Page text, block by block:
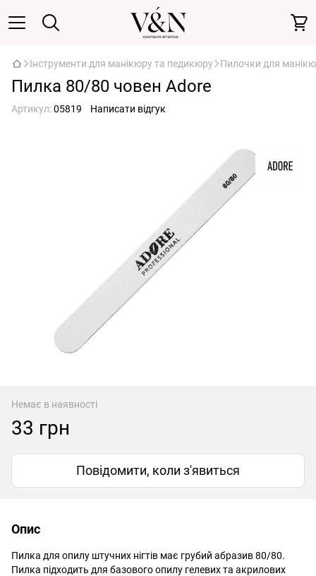
Інструменти для манікюру та педикюру Пилочки для
Пилка 80/80 човен Adore
Артикул:05819 Написати відгук
Немає в наявності
33 грн
Повідомити, коли з'явиться
Опис
Пилка для опилу штучних нігтів має грубий абразив 80/80.
Пилка підходить для базового опилу гелевих та акрилових